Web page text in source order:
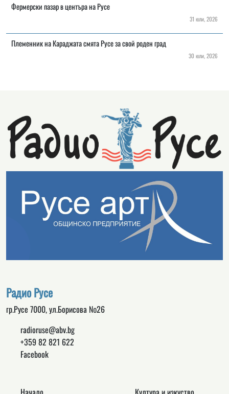
Фермерски пазар в центъра на Русе
31 юли, 2026
Племенник на Караджата смята Русе за свой роден град
30 юли, 2026
Радио Русе
гр.Русе 7000, ул.Борисова №26
radioruse@abv.bg
+359 82 821 622
Facebook